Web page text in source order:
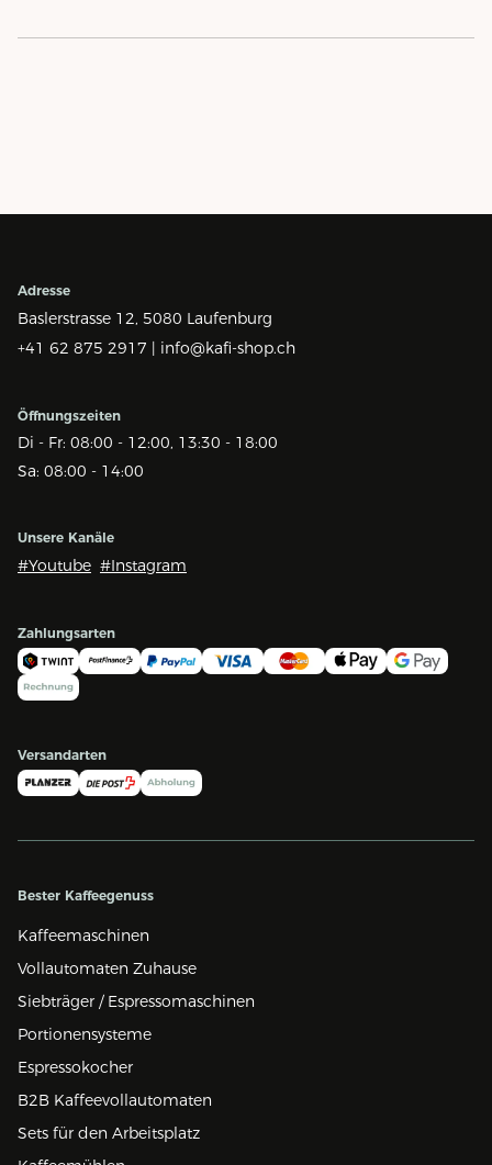
Adresse
Baslerstrasse 12, 5080 Laufenburg
+41 62 875 2917 | info@kafi-shop.ch
Öffnungszeiten
Di - Fr: 08:00 - 12:00, 13:30 - 18:00
Sa: 08:00 - 14:00
Unsere Kanäle
#Youtube #Instagram
Zahlungsarten
Versandarten
Bester Kaffeegenuss
Kaffeemaschinen
Vollautomaten Zuhause
Siebträger / Espressomaschinen
Portionensysteme
Espressokocher
B2B Kaffeevollautomaten
Sets für den Arbeitsplatz